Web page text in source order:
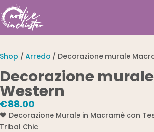
Shop /Arredo / Decorazione murale
Decorazione
Western
€88.00
🖤 Decorazione Murale in Macramè con
Tribal Chic